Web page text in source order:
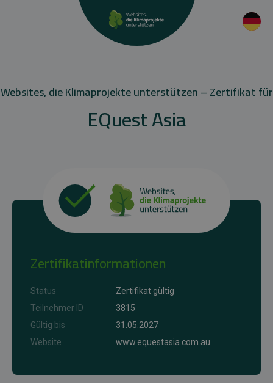
Websites, die Klimaprojekte unterstützen – Zertifikat für
EQuest Asia
Zertifikatinformationen
Status
Zertifikat gültig
Teilnehmer ID
3815
Gültig bis
31.05.2027
Website
www.equestasia.com.au